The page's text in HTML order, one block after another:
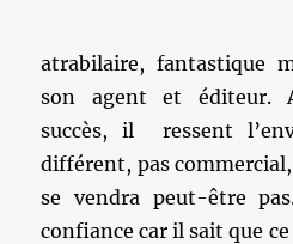
atrabilaire, fantastique
son agent et éditeur.
succès, il ressent
différent, pas
se vendra peut-être
confiance car il sait que